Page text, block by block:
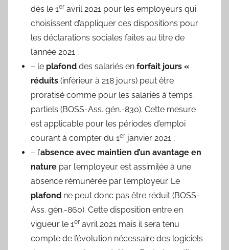
dès le 1er avril 2021 pour les employeurs qui
choisissent d’appliquer ces dispositions pour
les déclarations sociales faites au titre de
l’année 2021 ;
– le plafond des salariés en forfait jours «
réduits (inférieur à 218 jours) peut être
proratisé comme pour les salariés à temps
partiels (BOSS-Ass. gén.-830). Cette mesure
est applicable pour les périodes d’emploi
courant à compter du 1er janvier 2021 ;
– l’absence avec maintien d’un avantage en
nature par l’employeur est assimilée à une
absence rémunérée par l’employeur. Le
plafond ne peut donc pas être réduit (BOSS-
Ass. gén.-860). Cette disposition entre en
vigueur le 1er avril 2021 mais il sera tenu
compte de l’évolution nécessaire des logiciels